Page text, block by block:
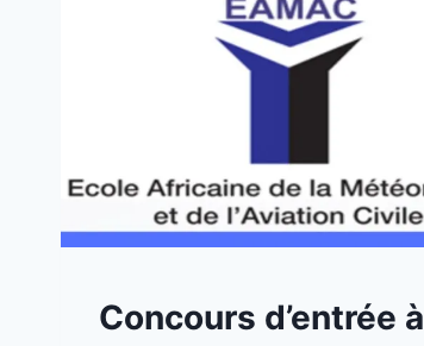
A
LA
Concours d’entrée à